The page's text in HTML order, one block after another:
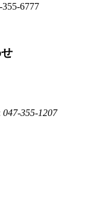
6777
047-355-1207